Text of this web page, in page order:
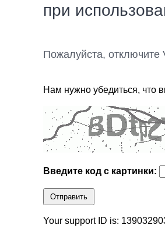
при
Пожалуйста, отключите
Нам нужно убедиться, что
Введите код с картинки:
Отправить
Your support ID is: